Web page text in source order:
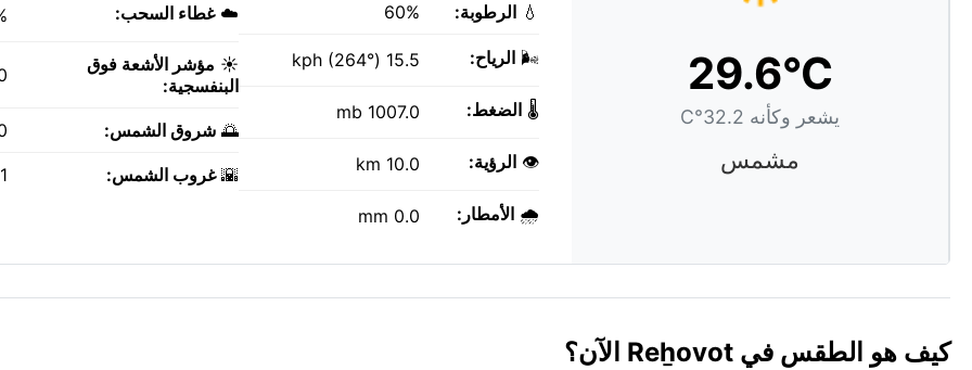
29.6°C
يشعر وكأنه 32.2°C
مشمس
💧 الرطوبة: 60%
🌬️ الرياح: 15.5 kph (264°)
🌡️ الضغط: 1007.0 mb
👁️ الرؤية: 10.0 km
🌧️ الأمطار: 0.0 mm
☁️غطاء السحب:
☀️ مؤشر الأشعة فوق
البنفسجية:
🌅 شروق الشمس:
🌇غروب الشمس:
كيف هو الطقس في Reẖovot الآن؟